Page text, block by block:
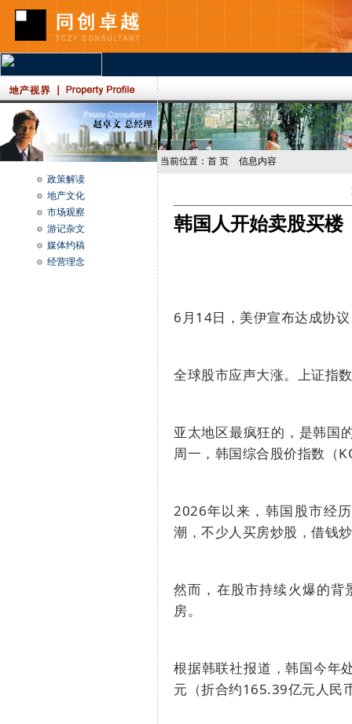
政策解读
地产文化
市场观察
游记杂文
媒体约稿
经营理念
当前位置： 首 页 信息内容
韩国人开始卖股买楼
6 月14日，美伊宣布达成协
全球股市应声大涨。上证指
亚太地区最疯狂的，是韩国
周一，韩国综合股价指数（
2026年以来，韩国股市经
潮，不少人买房炒股，借钱
然而，在股市持续火爆的背
房。
根据韩联社报道，韩国今年
元（折合约165.39亿元人民